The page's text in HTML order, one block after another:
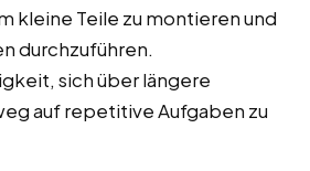
kleine Teile zu montieren und
durchzuführen.
sich über längere
auf repetitive Aufgaben zu